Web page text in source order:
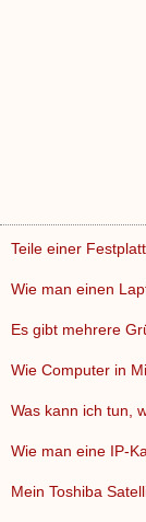
Teile einer
Wie man einen
Wie Computer in
Wie man eine IP-
Mein Toshiba